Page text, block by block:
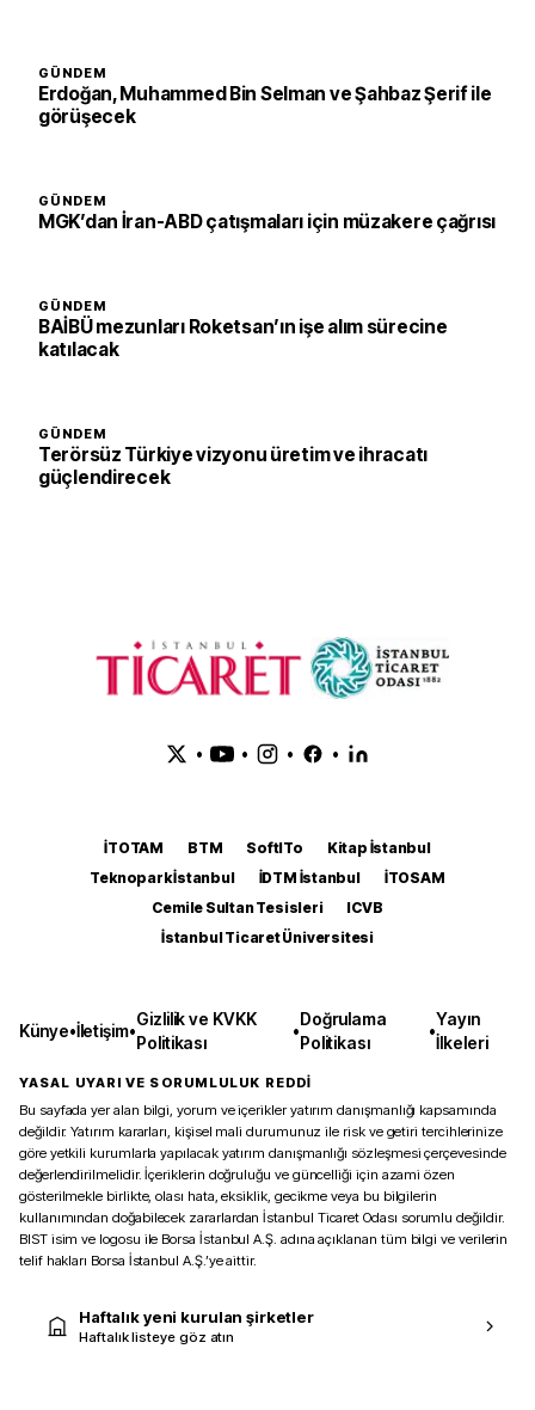
GÜNDEM
Erdoğan, Muhammed Bin Selman ve Şahbaz Şerif ile
görüşecek
GÜNDEM
MGK’dan İran-ABD çatışmaları için müzakere çağrısı
GÜNDEM
BAİBÜ mezunları Roketsan’ın işe alım sürecine
katılacak
GÜNDEM
Terörsüz Türkiye vizyonu üretim ve ihracatı
güçlendirecek
• • • •
İTOTAM BTM SoftITo
Kitap İstanbul
Teknopark İstanbul
İDTM İstanbul
İTOSAM
Cemile Sultan Tesisleri
ICVB
İstanbul Ticaret Üniversitesi
Künye•İletişim•
Gizlilik ve KVKK
Politikası
•
Doğrulama
Politikası
•
Yayın
İlkeleri
YASAL UYARI VE SORUMLULUK REDDİ
Bu sayfada yer alan bilgi, yorum ve içerikler yatırım danışmanlığı kapsamında
değildir. Yatırım kararları, kişisel mali durumunuz ile risk ve getiri tercihlerinize
göre yetkili kurumlarla yapılacak yatırım danışmanlığı sözleşmesi çerçevesinde
değerlendirilmelidir. İçeriklerin doğruluğu ve güncelliği için azami özen
gösterilmekle birlikte, olası hata, eksiklik, gecikme veya bu bilgilerin
kullanımından doğabilecek zararlardan İstanbul Ticaret Odası sorumlu değildir.
BIST isim ve logosu ile Borsa İstanbul A.Ş. adına açıklanan tüm bilgi ve verilerin
telif hakları Borsa İstanbul A.Ş.’ye aittir.
Haftalık yeni kurulan şirketler
Haftalık listeye göz atın